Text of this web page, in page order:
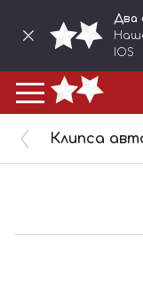
Два
IOS